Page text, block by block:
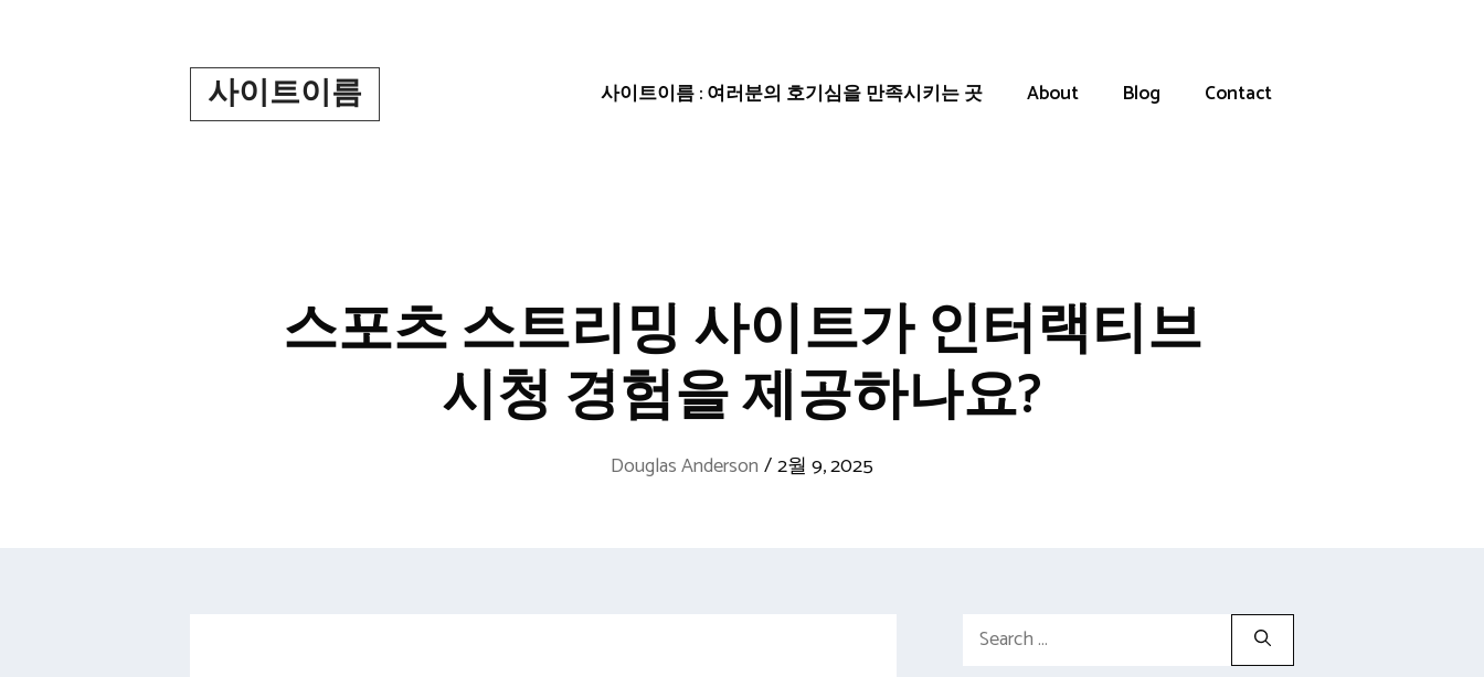
사이트이름 사이트이름 : 여러분의 호기심을 만족시키는 곳 About Blog Contact
스포츠 스트리밍 사이트가 인터랙티브
시청 경험을 제공하나요?
Douglas Anderson /2월 9, 2025
Search